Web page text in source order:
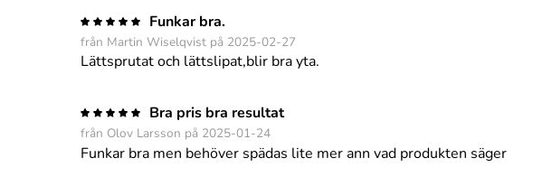
Funkar bra.
från Martin Wiselqvist på 2025-02-27
Lättsprutat och lättslipat,blir bra yta.
Bra pris bra resultat
från Olov Larsson på 2025-01-24
Funkar bra men behöver spädas lite mer ann vad produkten säger